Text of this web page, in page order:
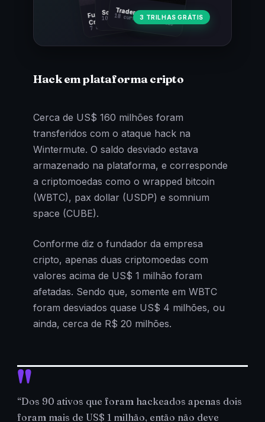
Fundamentos
Cripto
7 cursos · 31 aulas
Trader Cripto
18 cursos · 80 aulas
Soberania Bitcoin
10 cursos · 44 aulas3 TRILHAS GRÁTIS
Hack em plataforma cripto
Cerca de US$ 160 milhões foram
transferidos com o ataque hack na
Wintermute. O saldo desviado estava
armazenado na plataforma, e corresponde
a criptomoedas como o wrapped bitcoin
(WBTC), pax dollar (USDP) e somnium
space (CUBE).
Conforme diz o fundador da empresa
cripto, apenas duas criptomoedas com
valores acima de US$ 1 milhão foram
afetadas. Sendo que, somente em WBTC
foram desviados quase US$ 4 milhões, ou
ainda, cerca de R$ 20 milhões.
“Dos 90 ativos que foram hackeados apenas dois
foram mais de US$ 1 milhão, então não deve